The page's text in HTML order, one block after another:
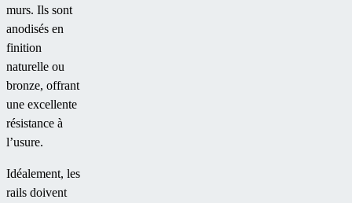
murs. Ils sont
anodisés en
finition
naturelle ou
bronze, offrant
une excellente
résistance à
l’usure.
Idéalement, les
rails doivent